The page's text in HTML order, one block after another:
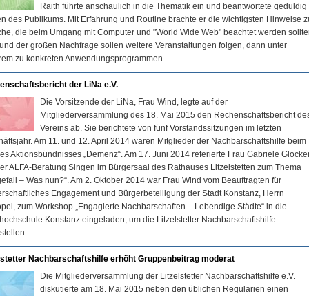
Raith führte anschaulich in die Thematik ein und beantwortete geduldig
des Publikums. Mit Erfahrung und Routine brachte er die wichtigsten Hinweise
die beim Umgang mit Computer und "World Wide Web" beachtet werden
der großen Nachfrage sollen weitere Veranstaltungen folgen, dann unter
zu konkreten Anwendungsprogrammen.
der LiNa e.V.
Die Vorsitzende der LiNa, Frau Wind, legte auf der
Mitgliederversammlung des 18. Mai 2015 den Rechenschaftsbericht
Vereins ab. Sie berichtete von fünf Vorstandssitzungen im letzten
Am 11. und 12. April 2014 waren Mitglieder der Nachbarschaftshilfe beim
Aktionsbündnisses „Demenz“. Am 17. Juni 2014 referierte Frau Gabriele
ALFA-Beratung Singen im Bürgersaal des Rathauses Litzelstetten zum Thema
– Was nun?“. Am 2. Oktober 2014 war Frau Wind vom Beauftragten für
Engagement und Bürgerbeteiligung der Stadt Konstanz, Herrn
zum Workshop „Engagierte Nachbarschaften – Lebendige Städte“ in die
Konstanz eingeladen, um die Litzelstetter Nachbarschaftshilfe
Nachbarschaftshilfe erhöht Gruppenbeitrag moderat
Die Mitgliederversammlung der Litzelstetter Nachbarschaftshilfe e.V.
diskutierte am 18. Mai 2015 neben den üblichen Regularien einen